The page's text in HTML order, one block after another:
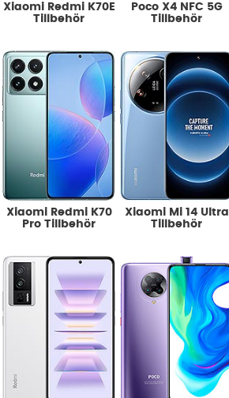
Xiaomi Redmi K70E
Tillbehör
Poco X4 NFC 5G
Tillbehör
Xiaomi Redmi K70
Pro Tillbehör
Xiaomi Mi 14 Ultra
Tillbehör